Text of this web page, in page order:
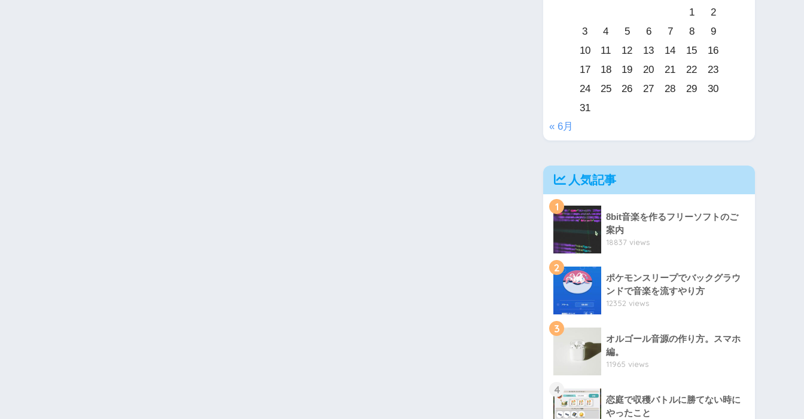
1
2
3
4 5 6 7 8
9
10
11 12 13 14 15
16
17
18 19 20 21 22
23
24
25 26 27 28 29
30
31
« 6月
人気記事
1
8bit音楽を作るフリーソフトのご
案内
18837 views
2
ポケモンスリープでバックグラウ
ンドで音楽を流すやり方
12352 views
3
オルゴール音源の作り方。スマホ
編。
11965 views
4
恋庭で収穫バトルに勝てない時に
やったこと